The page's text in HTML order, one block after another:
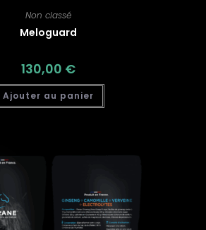
Non classé
Meloguard
130,00 €
Ajouter au panier